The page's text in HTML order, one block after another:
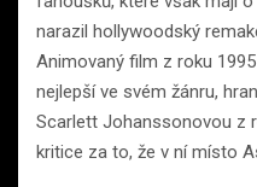
narazil hollywoodský
Animovaný film z roku
nejlepší ve svém žánru,
Scarlett Johanssonovou z
kritice za to, že v ní místo